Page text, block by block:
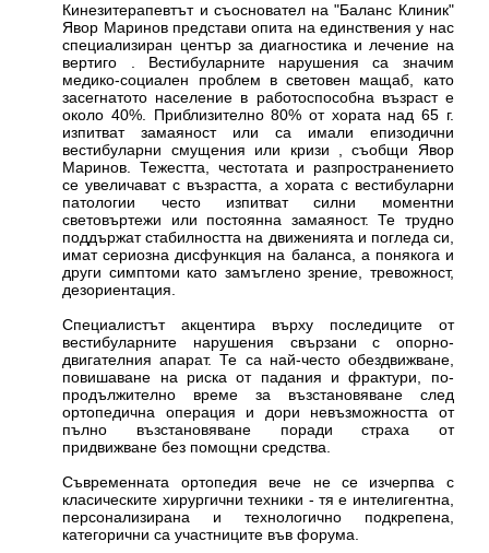
Кинезитерапевтът и съосновател на "Баланс Клиник"
Явор Маринов представи опита на единствения у нас
специализиран център за диагностика и лечение на
вертиго . Вестибуларните нарушения са значим
медико-социален проблем в световен мащаб, като
засегнатото население в работоспособна възраст е
около 40%. Приблизително 80% от хората над 65 г.
изпитват замаяност или са имали епизодични
вестибуларни смущения или кризи , съобщи Явор
Маринов. Тежестта, честотата и разпространението
се увеличават с възрастта, а хората с вестибуларни
патологии често изпитват силни моментни
световъртежи или постоянна замаяност. Те трудно
поддържат стабилността на движенията и погледа си,
имат сериозна дисфункция на баланса, а понякога и
други симптоми като замъглено зрение, тревожност,
дезориентация.
Специалистът акцентира върху последиците от
вестибуларните нарушения свързани с опорно-
двигателния апарат. Те са най-често обездвижване,
повишаване на риска от падания и фрактури, по-
продължително време за възстановяване след
ортопедична операция и дори невъзможността от
пълно възстановяване поради страха от
придвижване без помощни средства.
Съвременната ортопедия вече не се изчерпва с
класическите хирургични техники - тя е интелигентна,
персонализирана и технологично подкрепена,
категорични са участниците във форума.